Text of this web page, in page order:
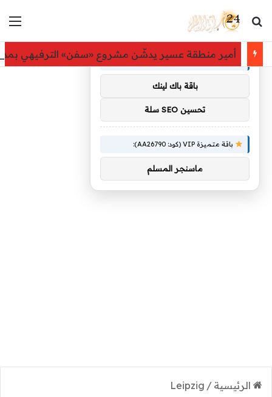
بحث عن
أمير منطقة عسير يدشّن مشروع «سفن» الترفيهي
الرئيسية /
Leipzig
توصيات :
باقة متميزة VIP (كود: AA11138):
باقة باك لينك
تحسين SEO سلة
باقة متميزة VIP (كود: AA26790):
ماسنجر المسلم